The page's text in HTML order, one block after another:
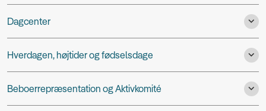
Dagcenter
Hverdagen, højtider og fødselsdage
Beboerrepræsentation og Aktivkomité